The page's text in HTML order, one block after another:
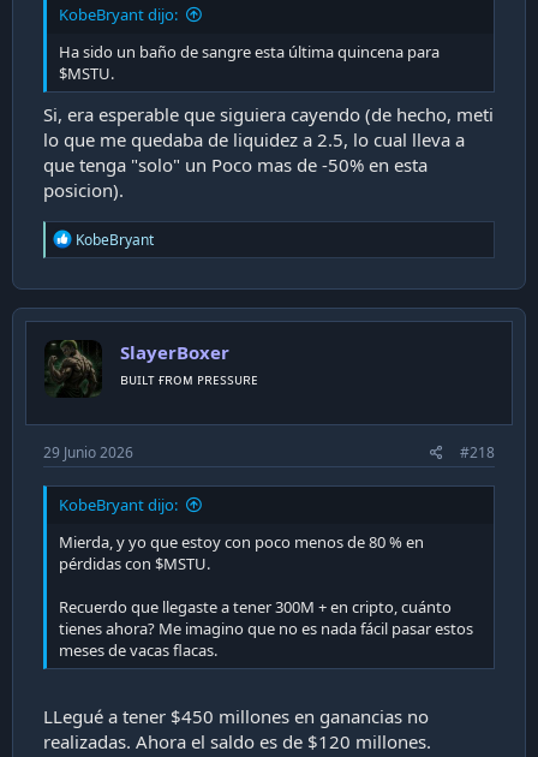
KobeBryant dijo:
Ha sido un baño de sangre esta última quincena para
$MSTU.
Si, era esperable que siguiera cayendo (de hecho, meti
lo que me quedaba de liquidez a 2.5, lo cual lleva a
que tenga "solo" un Poco mas de -50% en esta
posicion).
R
e
c
t
o
n
s
KobeBryant
SlayerBoxer
ʙᴜɪʟᴛ ғʀᴏᴍ ᴘʀᴇssᴜʀᴇ
29 Junio 2026 #218
KobeBryant dijo:
Mierda, y yo que estoy con poco menos de 80 % en
pérdidas con $MSTU.
Recuerdo que llegaste a tener 300M + en cripto, cuánto
tienes ahora? Me imagino que no es nada fácil pasar estos
meses de vacas flacas.
LLegué a tener $450 millones en ganancias no
realizadas. Ahora el saldo es de $120 millones.